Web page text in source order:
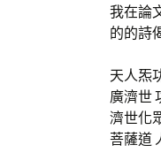
我在論
的的詩
天人炁
廣濟世
濟世化
菩薩道